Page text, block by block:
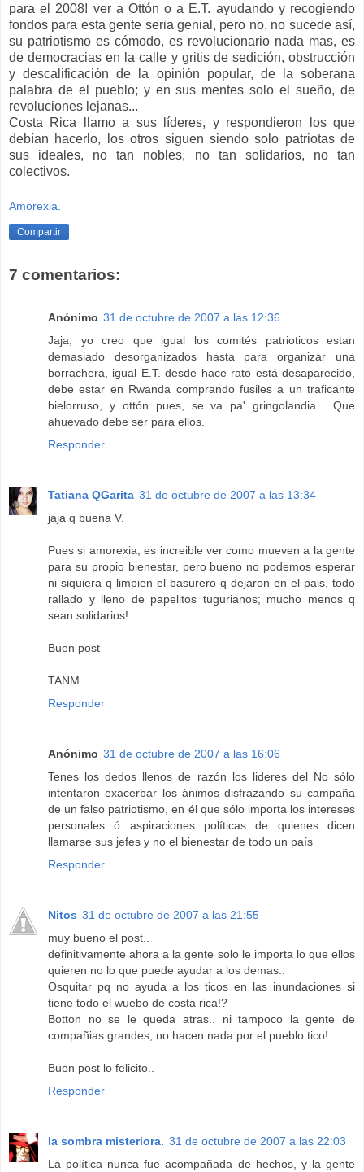
para el 2008! ver a Ottón o a E.T. ayudando y recogiendo
fondos para esta gente seria genial, pero no, no sucede así,
su patriotismo es cómodo, es revolucionario nada mas, es
de democracias en la calle y gritis de sedición, obstrucción
y descalificación de la opinión popular, de la soberana
palabra de el pueblo; y en sus mentes solo el sueño, de
revoluciones lejanas...
Costa Rica llamo a sus líderes, y respondieron los que
debían hacerlo, los otros siguen siendo solo patriotas de
sus ideales, no tan nobles, no tan solidarios, no tan
colectivos.
Amorexia.
Compartir
7 comentarios:
Anónimo 31 de octubre de 2007 a las 12:36
Jaja, yo creo que igual los comités patrioticos estan
demasiado desorganizados hasta para organizar una
borrachera, igual E.T. desde hace rato está desaparecido,
debe estar en Rwanda comprando fusiles a un traficante
bielorruso, y ottón pues, se va pa' gringolandia... Que
ahuevado debe ser para ellos.
Responder
Tatiana QGarita 31 de octubre de 2007 a las 13:34
jaja q buena V.
Pues si amorexia, es increible ver como mueven a la gente
para su propio bienestar, pero bueno no podemos esperar
ni siquiera q limpien el basurero q dejaron en el pais, todo
rallado y lleno de papelitos tugurianos; mucho menos q
sean solidarios!
Buen post
TANM
Responder
Anónimo 31 de octubre de 2007 a las 16:06
Tenes los dedos llenos de razón los lideres del No sólo
intentaron exacerbar los ánimos disfrazando su campaña
de un falso patriotismo, en él que sólo importa los intereses
personales ó aspiraciones políticas de quienes dicen
llamarse sus jefes y no el bienestar de todo un país
Responder
Nitos 31 de octubre de 2007 a las 21:55
muy bueno el post..
definitivamente ahora a la gente solo le importa lo que ellos
quieren no lo que puede ayudar a los demas..
Osquitar pq no ayuda a los ticos en las inundaciones si
tiene todo el wuebo de costa rica!?
Botton no se le queda atras.. ni tampoco la gente de
compañias grandes, no hacen nada por el pueblo tico!
Buen post lo felicito..
Responder
la sombra misteriora. 31 de octubre de 2007 a las 22:03
La política nunca fue acompañada de hechos, y la gente